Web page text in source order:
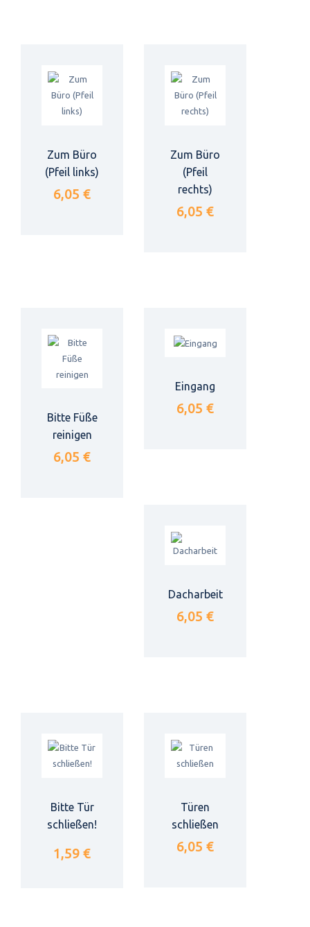
Zum Büro
(Pfeil links)
6,05 €
Zum Büro
(Pfeil
rechts)
6,05 €
Bitte Füße
reinigen
6,05 €
Eingang
6,05 €
Dacharbeit
6,05 €
Bitte Tür
schließen!
1,59 €
Türen
schließen
6,05 €